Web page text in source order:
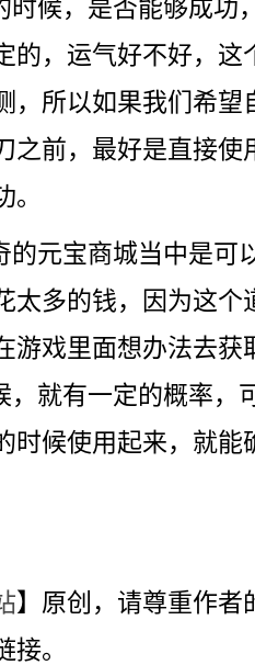
时候，是否能够成功
的，运气好不好，这
，所以如果我们希望
之前，最好是直接使
的元宝商城当中是可
太多的钱，因为这个
游戏里面想办法去获
，就有一定的概率，
时候使用起来，就能
】原创，请尊重作者
。